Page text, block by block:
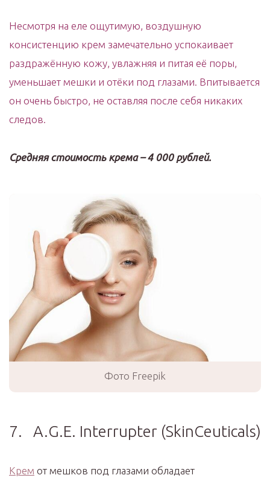
Несмотря на еле ощутимую, воздушную
консистенцию крем замечательно успокаивает
раздражённую кожу, увлажняя и питая её поры,
уменьшает мешки и отёки под глазами. Впитывается
он очень быстро, не оставляя после себя никаких
следов.
Средняя стоимость крема – 4 000 рублей.
Фото Freepik
7. A.G.E. Interrupter (SkinCeuticals)
Крем от мешков под глазами обладает